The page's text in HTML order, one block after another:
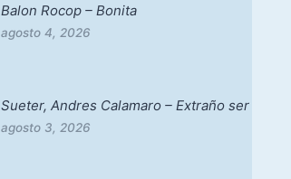
Balon Rocop – Bonita
agosto 4, 2026
Sueter, Andres Calamaro – Extraño ser
agosto 3, 2026